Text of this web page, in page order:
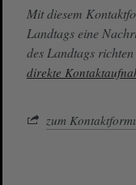
Mit diesem
Landtags eine
des Landtags
direkte
zum